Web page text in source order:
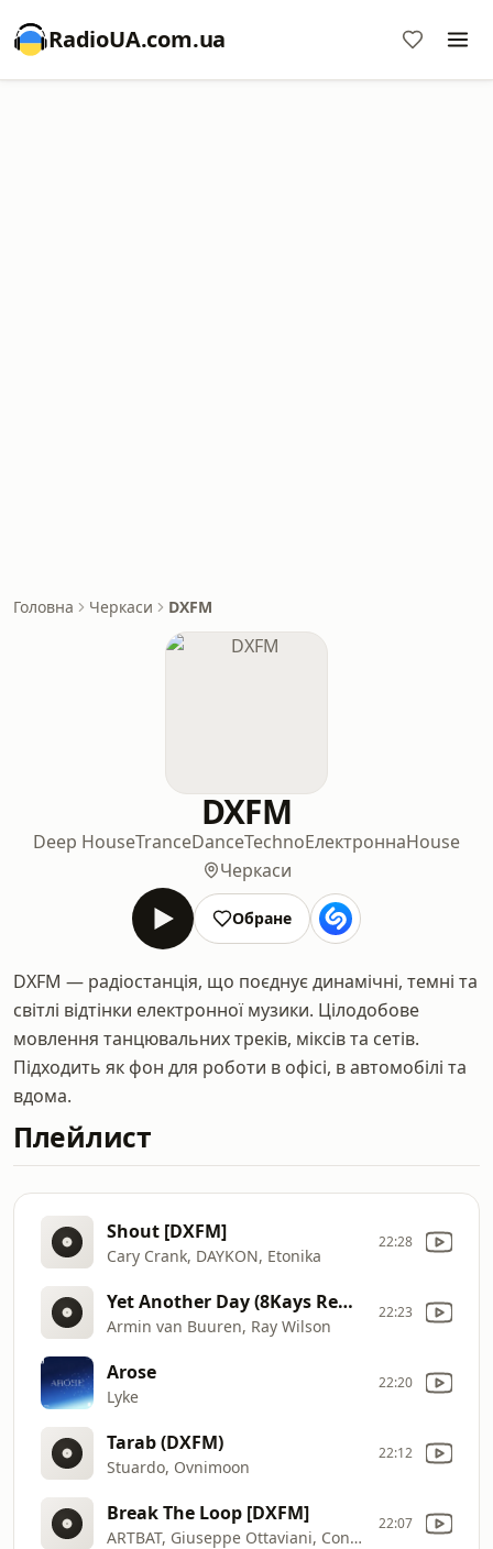
RadioUA.com.ua
Головна Черкаси DXFM
DXFM
Deep HouseTranceDanceTechnoЕлектроннаHouse
Черкаси
Обране
DXFM — радіостанція, що поєднує динамічні, темні та
світлі відтінки електронної музики. Цілодобове
мовлення танцювальних треків, міксів та сетів.
Підходить як фон для роботи в офісі, в автомобілі та
вдома.
Плейлист
Shout [DXFM]
Cary Crank, DAYKON, Etonika
22:28
Yet Another Day (8Kays Remix)
Armin van Buuren, Ray Wilson
22:23
Arose
Lyke
22:20
Tarab (DXFM)
Stuardo, Ovnimoon
22:12
Break The Loop [DXFM]
ARTBAT, Giuseppe Ottaviani, Conor Ross
22:07